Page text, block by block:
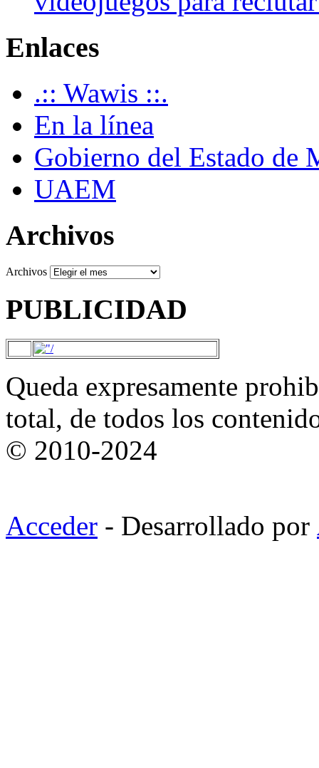
Enlaces
.:: Wawis ::.
En la línea
Gobierno del Estado de
UAEM
Archivos
Archivos
PUBLICIDAD
Queda expresamente
total, de todos los
© 2010-2024
Acceder - Desarrollado por